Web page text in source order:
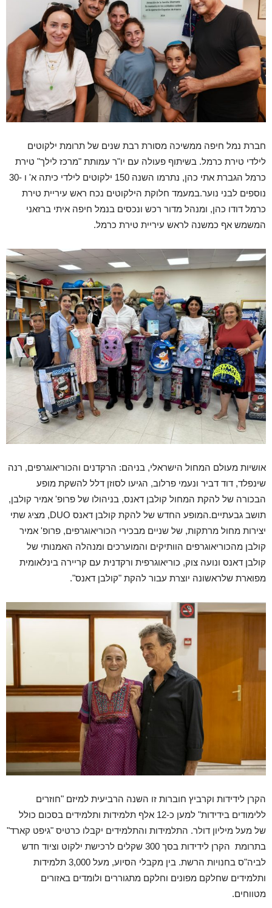
חברת נמל חיפה ממשיכה מסורת רבת שנים של תרומת ילקוטים
לילדי טירת כרמל. בשיתוף פעולה עם יו"ר עמותת "מרכז לילך" טירת
כרמל הגברת אתי כהן, נתרמו השנה 150 ילקוטים לילדי כיתה א' ו -30
נוספים לבני נוער.במעמד חלוקת הילקוטים נכח ראש עיריית טירת
כרמל דודו כהן, ומנהל מדור רכש ונכסים בנמל חיפה איתי ברזאני
המשמש אף כמשנה לראש עיריית טירת כרמל.
אושיות מעולם המחול הישראלי, בניהם: הרקדנים והכוריאוגרפים, רנה
שינפלד, דוד דביר ונעמי פרלוב, הגיעו לסוזן דלל להשקת מופע
הבכורה של להקת המחול קולבן דאנס, בניהולו של פרופ' אמיר קולבן,
תושב גבעתיים.המופע החדש של להקת קולבן דאנס DUO, מציג שתי
יצירות מחול מרתקות, של שניים מבכירי הכוריאוגרפים, פרופ' אמיר
קולבן מהכוריאוגרפים הוותיקים והמוערכים ומנהלה האמנותי של
קולבן דאנס ונועה צוק, כוריאוגרפית ורקדנית עם קריירה בינלאומית
מפוארת שלראשונה יוצרת עבור להקת "קולבן דאנס".
הקרן לידידות וקרביץ חוברות זו השנה הרביעית למיזם "חוזרים
ללימודים בידידות" למען כ-12 אלף תלמידות ותלמידים בסכום כולל
של מעל מיליון דולר. התלמידות והתלמידים יקבלו כרטיס "גיפט קארד"
בתרומת הקרן לידידות בסך 300 שקלים לרכישת ילקוט וציוד חדש
לביה"ס בחנויות הרשת. בין מקבלי הסיוע, מעל 3,000 תלמידות
ותלמידים שחלקם מפונים וחלקם מתגוררים ולומדים באזורים
מטווחים.